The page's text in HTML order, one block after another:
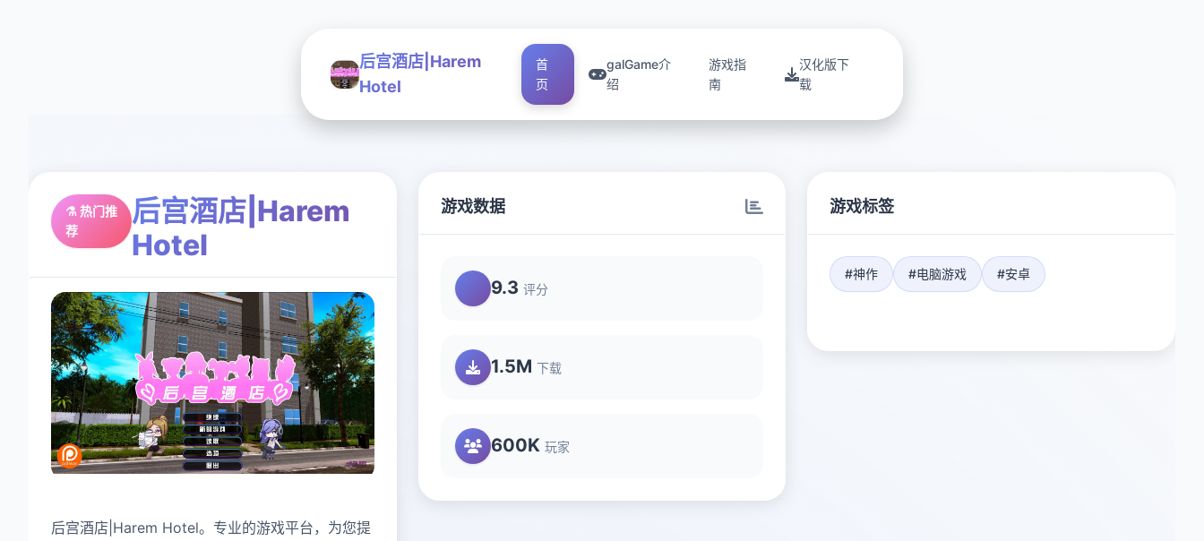
后宫酒店|Harem
Hotel
首
页
galGame介
绍
游戏指
南
汉化版下
载
⚗️ 热门推
荐
后宫酒店|Harem
Hotel
后宫酒店|Harem Hotel。专业的游戏平台，为您提
游戏数据
9.3 评分
1.5M 下载
600K 玩家
游戏标签
#神作 #电脑游戏 #安卓